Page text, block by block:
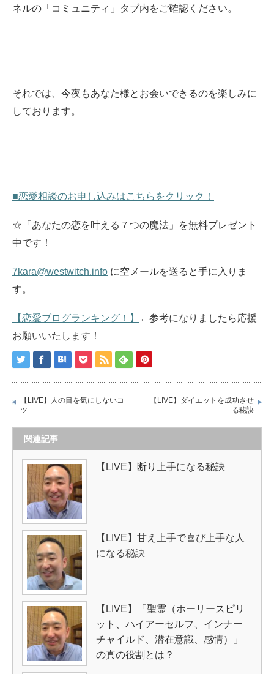
ネルの「コミュニティ」タブ内をご確認ください。
それでは、今夜もあなた様とお会いできるのを楽しみに
しております。
■恋愛相談のお申し込みはこちらをクリック！
☆「あなたの恋を叶える７つの魔法」を無料プレゼント
中です！
7kara@westwitch.info に空メールを送ると手に入りま
す。
【恋愛ブログランキング！】
←参考になりましたら応援
お願いいたします！
【LIVE】人の目を気にしないコ
ツ
【LIVE】ダイエットを成功させ
る秘訣
関連記事
【LIVE】断り上手になる秘訣
【LIVE】甘え上手で喜び上手な人
になる秘訣
【LIVE】「聖霊（ホーリースピリ
ット、ハイアーセルフ、インナー
チャイルド、潜在意識、感情）」
の真の役割とは？